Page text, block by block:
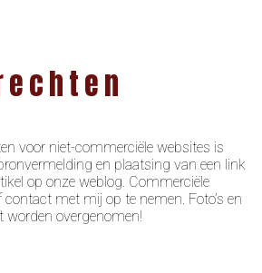
voor niet-commerciële websites is
en plaatsing van een link
op onze weblog. Commerciële
met mij op te nemen. Foto’s en
overgenomen!